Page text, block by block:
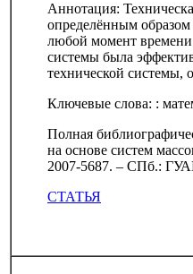
Аннотация:
определённым
любой момент времени
системы была
технической системы,
Ключевые слова: :
Полная
на основе систем
2007-5687. – СПб.:
СТАТЬЯ